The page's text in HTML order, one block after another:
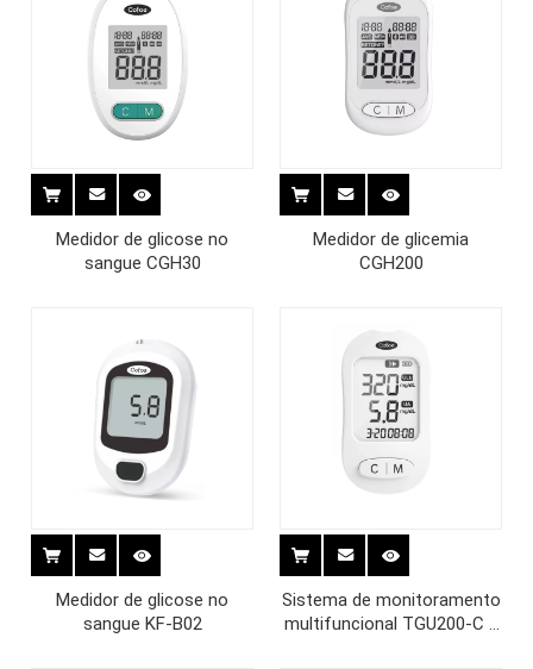
Medidor de glicose no
sangue CGH30
Medidor de glicemia
CGH200
Medidor de glicose no
sangue KF-B02
Sistema de monitoramento
multifuncional TGU200-C 2